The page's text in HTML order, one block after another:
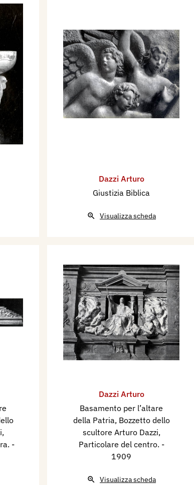
Dazzi Arturo
Giustizia Biblica
Visualizza scheda
-
Dazzi Arturo
Basamento per l’altare
della Patria, Bozzetto dello
scultore Arturo Dazzi,
Particolare del centro. -
1909
Visualizza scheda